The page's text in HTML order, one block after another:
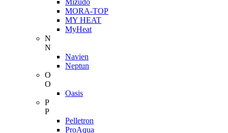
Mizudo
MORA-TOP
MY HEAT
MyHeat
N
N
Navien
Neptun
O
O
Oasis
P
P
Pelletron
ProAqua